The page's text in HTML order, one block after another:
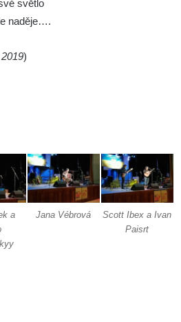
světlo
naděje….
)
a
Jana Vébrová
Scott Ibex a Ivan
Paisrt